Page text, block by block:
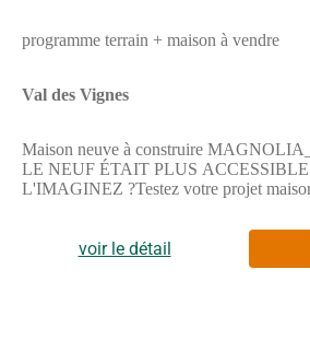
programme terrain + maison à vendre
Val des Vignes
Maison neuve à construire
LE NEUF ÉTAIT PLUS
L'IMAGINEZ ?Testez votre projet
maison en France, Maisons Alysia vous
maison, votre terrain, vos options et
première vision claire de votre
voir le détail